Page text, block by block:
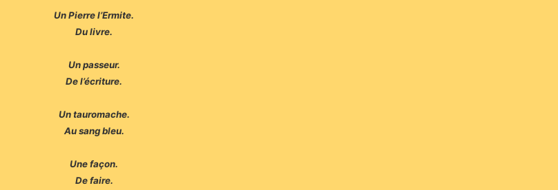
Un Pierre l’Ermite.
Du livre.
Un passeur.
De l’écriture.
Un tauromache.
Au sang bleu.
Une façon.
De faire.